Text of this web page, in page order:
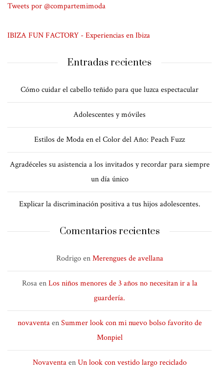
Tweets por @compartemimoda
IBIZA FUN FACTORY - Experiencias en Ibiza
Entradas recientes
Cómo cuidar el cabello teñido para que luzca espectacular
Adolescentes y móviles
Estilos de Moda en el Color del Año: Peach Fuzz
Agradéceles su asistencia a los invitados y recordar para siempre
un día único
Explicar la discriminación positiva a tus hijos adolescentes.
Comentarios recientes
RodrigoenMerengues de avellana
RosaenLos niños menores de 3 años no necesitan ir a la
guardería.
novaventaenSummer look con mi nuevo bolso favorito de
Monpiel
NovaventaenUn look con vestido largo reciclado